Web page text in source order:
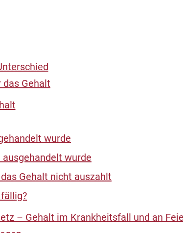
Gehalt
wurde
wurde
Gehalt nicht auszahlt
– Gehalt im Krankheitsfall und an